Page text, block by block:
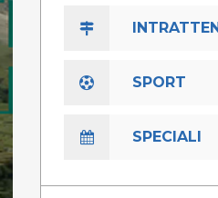
SPORT
SPECIALI